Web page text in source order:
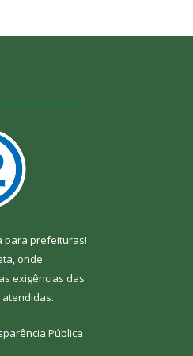
para prefeituras!
onde
exigências das
Pública